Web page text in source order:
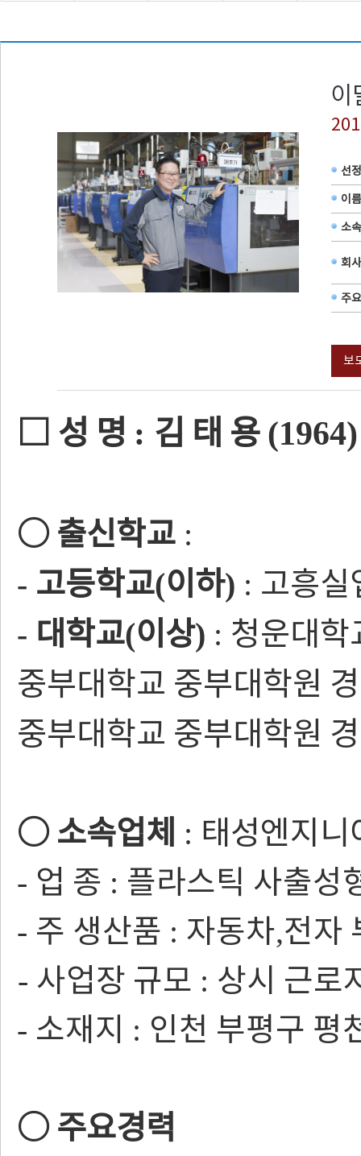
선
이름
소속
회
주
보
□ 성 명 : 김 태 용 (1964)
○출신학교 :
- 고등학교(이하) : 고흥
- 대학교(이상) : 청운대
중부대학교 중부대학원
중부대학교 중부대학원
○소속업체 : 태성엔지
- 업 종 : 플라스틱 사출성
- 주 생산품 : 자동차,전자
- 사업장 규모 : 상시 근로
- 소재지 : 인천 부평구 평
○주요경력